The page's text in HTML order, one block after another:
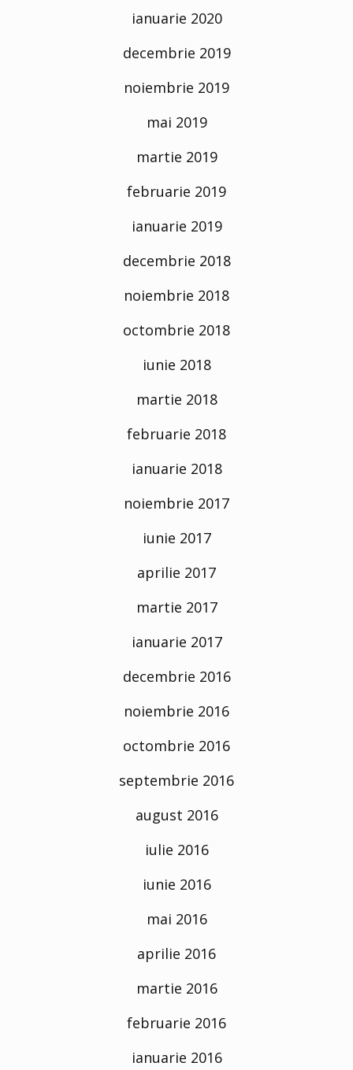
ianuarie 2020
decembrie 2019
noiembrie 2019
mai 2019
martie 2019
februarie 2019
ianuarie 2019
decembrie 2018
noiembrie 2018
octombrie 2018
iunie 2018
martie 2018
februarie 2018
ianuarie 2018
noiembrie 2017
iunie 2017
aprilie 2017
martie 2017
ianuarie 2017
decembrie 2016
noiembrie 2016
octombrie 2016
septembrie 2016
august 2016
iulie 2016
iunie 2016
mai 2016
aprilie 2016
martie 2016
februarie 2016
ianuarie 2016